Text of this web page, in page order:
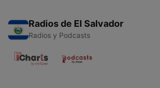
Radios de El Salvador
Radios y Podcasts